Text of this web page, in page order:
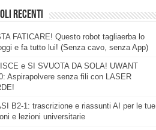
Recenti
FATICARE! Questo robot tagliaerba lo
e fa tutto lui! (Senza cavo, senza App)
e SI SVUOTA DA SOLA! UWANT
Aspirapolvere senza fili con LASER
B2-1: trascrizione e riassunti AI per le tue
e lezioni universitarie